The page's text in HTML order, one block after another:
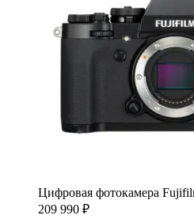
Цифровая фотокамера
209 990 ₽